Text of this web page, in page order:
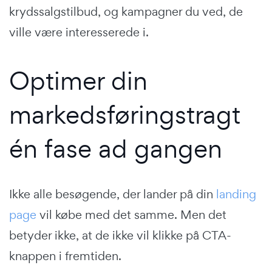
krydssalgstilbud, og kampagner du ved, de
ville være interesserede i.
Optimer din
markedsføringstragt
én fase ad gangen
Ikke alle besøgende, der lander på din landing
page vil købe med det samme. Men det
betyder ikke, at de ikke vil klikke på CTA-
knappen i fremtiden.